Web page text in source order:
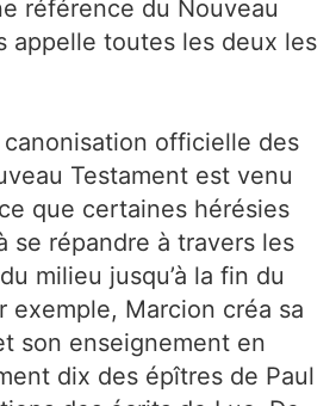
référence du Nouveau
appelle toutes les deux les
canonisation officielle des
Testament est venu
que certaines hérésies
se répandre à travers les
milieu jusqu’à la fin du
exemple, Marcion créa sa
son enseignement en
dix des épîtres de Paul